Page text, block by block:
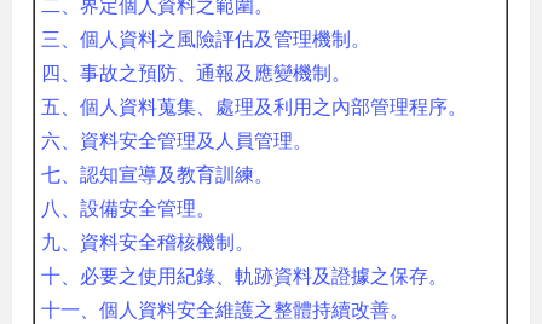
三、個人資料之風險評估及管理機制。
四、事故之預防、通報及應變機制。
五、個人資料蒐集、處理及利用之內部管理程序。
六、資料安全管理及人員管理。
七、認知宣導及教育訓練。
八、設備安全管理。
九、資料安全稽核機制。
十、必要之使用紀錄、軌跡資料及證據之保存。
十一、個人資料安全維護之整體持續改善。